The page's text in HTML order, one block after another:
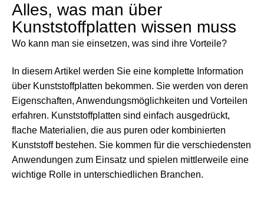
Alles, was man über
Kunststoffplatten wissen muss
Wo kann man sie einsetzen, was sind ihre Vorteile?
In diesem Artikel werden Sie eine komplette Information
über Kunststoffplatten bekommen. Sie werden von deren
Eigenschaften, Anwendungsmöglichkeiten und Vorteilen
erfahren. Kunststoffplatten sind einfach ausgedrückt,
flache Materialien, die aus puren oder kombinierten
Kunststoff bestehen. Sie kommen für die verschiedensten
Anwendungen zum Einsatz und spielen mittlerweile eine
wichtige Rolle in unterschiedlichen Branchen.